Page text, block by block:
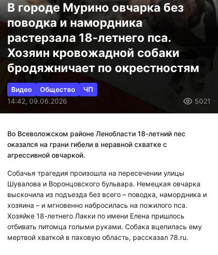
В городе Мурино овчарка без
поводка и намордника
растерзала 18-летнего пса.
Хозяин кровожадной собаки
бродяжничает по окрестностям
Видео Общество
ЧП
14:42, 09.06.2026
5021
Во Всеволожском районе Ленобласти 18-летний пес
оказался на грани гибели в неравной схватке с
агрессивной овчаркой.
Собачья трагедия произошла на пересечении улицы
Шувалова и Воронцовского бульвара. Немецкая овчарка
выскочила из подъезда без всего – поводка, намордника и
хозяина – и мгновенно набросилась на пожилого пса.
Хозяйке 18-летнего Лакки по имени Елена пришлось
отбивать питомца голыми руками. Собака вцепилась ему
мертвой хваткой в паховую область, рассказал 78.ru.